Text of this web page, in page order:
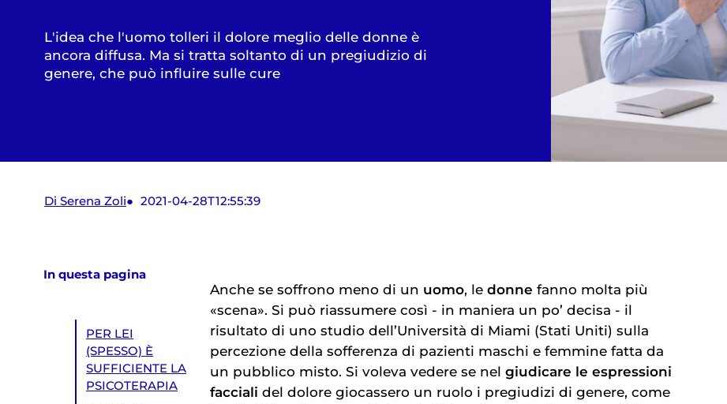
L'idea che l'uomo tolleri il dolore meglio delle donne è
ancora diffusa. Ma si tratta soltanto di un pregiudizio di
genere, che può influire sulle cure
Di Serena Zoli 2021-04-28T12:55:39
In questa pagina
PER LEI
(SPESSO) È
SUFFICIENTE LA
PSICOTERAPIA
Anche se soffrono meno di un uomo, le donne fanno molta più
«scena». Si può riassumere così - in maniera un po’ decisa - il
risultato di uno studio dell’Università di Miami (Stati Uniti) sulla
percezione della sofferenza di pazienti maschi e femmine fatta da
un pubblico misto. Si voleva vedere se nel giudicare le espressioni
facciali del dolore giocassero un ruolo i pregiudizi di genere, come